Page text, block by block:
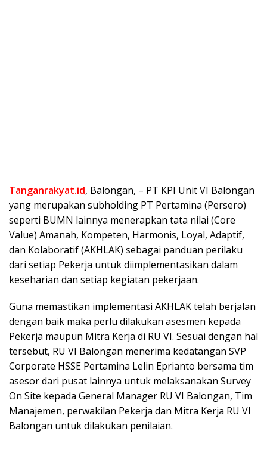
Tanganrakyat.id, Balongan, – PT KPI Unit VI Balongan
yang merupakan subholding PT Pertamina (Persero)
seperti BUMN lainnya menerapkan tata nilai (Core
Value) Amanah, Kompeten, Harmonis, Loyal, Adaptif,
dan Kolaboratif (AKHLAK) sebagai panduan perilaku
dari setiap Pekerja untuk diimplementasikan dalam
keseharian dan setiap kegiatan pekerjaan.
Guna memastikan implementasi AKHLAK telah berjalan
dengan baik maka perlu dilakukan asesmen kepada
Pekerja maupun Mitra Kerja di RU VI. Sesuai dengan hal
tersebut, RU VI Balongan menerima kedatangan SVP
Corporate HSSE Pertamina Lelin Eprianto bersama tim
asesor dari pusat lainnya untuk melaksanakan Survey
On Site kepada General Manager RU VI Balongan, Tim
Manajemen, perwakilan Pekerja dan Mitra Kerja RU VI
Balongan untuk dilakukan penilaian.